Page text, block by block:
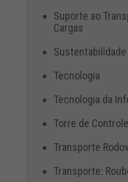
Suporte ao
Cargas
Sustentabilidade
Tecnologia
Tecnologia da
Torre de Controle
Transporte
Transporte: